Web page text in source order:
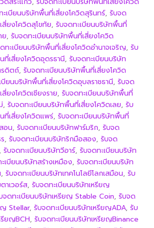
ะเบียนบริษัทพื้นที่เสี่ยงโควิดสุรินทร์, รับจด
ยงโควิดสุโขทัย, รับจดทะเบียนบริษัทพื้นที่
ย, รับจดทะเบียนบริษัทพื้นที่เสี่ยงโควิด
ทะเบียนบริษัทพื้นที่เสี่ยงโควิดอำนาจเจริญ, รับ
ที่เสี่ยงโควิดอุดรธานี, รับจดทะเบียนบริษัท
ดิตถ์, รับจดทะเบียนบริษัทพื้นที่เสี่ยงโควิด
บียนบริษัทพื้นที่เสี่ยงโควิดอุบลราชธานี, รับจด
ยงโควิดเชียงราย, รับจดทะเบียนบริษัทพื้นที่
, รับจดทะเบียนบริษัทพื้นที่เสี่ยงโควิดเลย, รับ
ที่เสี่ยงโควิดแพร่, รับจดทะเบียนบริษัทพื้นที่
อน, รับจดทะเบียนบริษัทฟาร์มริก, รับจด
, รับจดทะเบียนบริษัทริกมือสอง, รับจด
รับจดทะเบียนบริษัทวีอาร์, รับจดทะเบียนบริษัท
เบียนบริษัทสร้างเหมือง, รับจดทะเบียนบริษัท
, รับจดทะเบียนบริษัทเทคโนโลยีโลกเสมือน, รับ
าเวอร์ส, รับจดทะเบียนบริษัทเหรียญ
จดทะเบียนบริษัทเหรียญ Stable Coin, รับจด
ญ Stellar, รับจดทะเบียนบริษัทเหรียญADA, รับ
รียญBCH, รับจดทะเบียนบริษัทเหรียญBinance